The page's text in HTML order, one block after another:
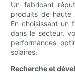
Un fabricant
produits de haute
En choisissant un
dans le secteur,
performances
solaires.
Recherche et